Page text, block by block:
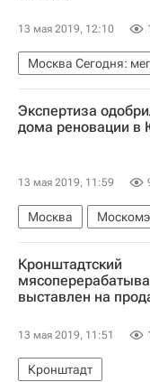
13 мая 2019, 12:10
Москва Сегодня:
Москва
Городское
Департамент
Аналитика – РИА
Экспертиза
дома реновации
13 мая 2019, 11:59
Москва
Программа
Строительство
Кронштадтский
выставлен на
13 мая 2019, 11:51
Кронштадт